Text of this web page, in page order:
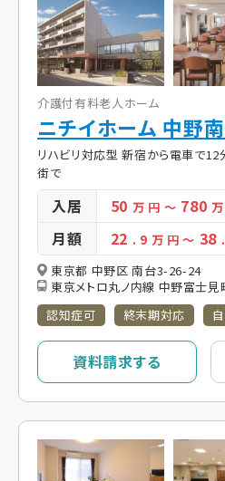
介護付有料老人ホーム
ニチイホーム 中野
リハビリ対応型 新宿から電車で12
街で
入居 50万 円 ～ 780
月額 22 . 9 万 円～ 38
東京都 中野区 南台3-26-24
東京メトロ丸ノ内線 中野富士
認知症可
終末期対応
資料請求する